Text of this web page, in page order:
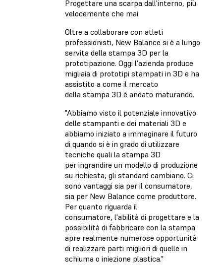
Progettare una scarpa dall'interno, più
velocemente che mai
Oltre a collaborare con atleti
professionisti, New Balance si è a lungo
servita della stampa 3D per la
prototipazione. Oggi l'azienda produce
migliaia di prototipi stampati in 3D e ha
assistito a come il mercato
della stampa 3D è andato maturando.
"Abbiamo visto il potenziale innovativo
delle stampanti e dei materiali 3D e
abbiamo iniziato a immaginare il futuro
di quando si è in grado di utilizzare
tecniche quali la stampa 3D
per ingrandire un modello di produzione
su richiesta, gli standard cambiano. Ci
sono vantaggi sia per il consumatore,
sia per New Balance come produttore.
Per quanto riguarda il
consumatore, l'abilità di progettare e la
possibilità di fabbricare con la stampa
apre realmente numerose opportunità
di realizzare parti migliori di quelle in
schiuma o iniezione plastica."